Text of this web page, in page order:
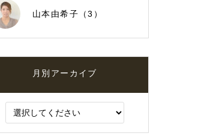
山本由希子（3）
月別アーカイブ